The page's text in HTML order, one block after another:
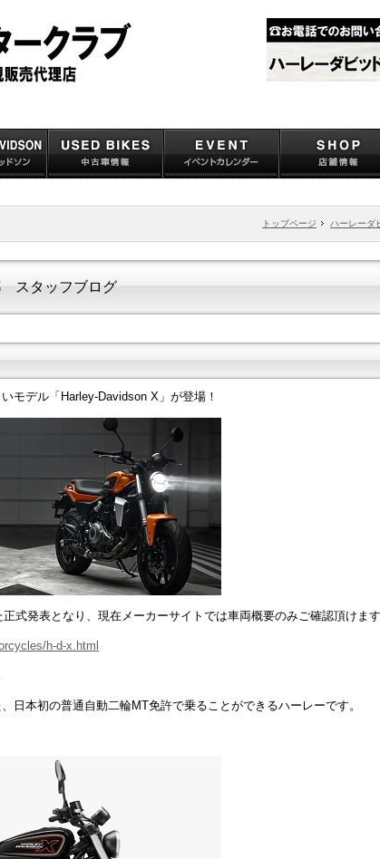
トップページ ハーレー
スタッフブログ
モデル「Harley-Davidson X」が登場！
式発表となり、現在メーカーサイトでは車両概要のみご確認頂けます
h-d-x.html
日本初の普通自動二輪MT免許で乗ることができるハーレーです。